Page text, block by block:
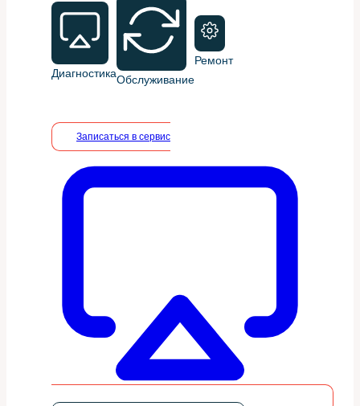
ДиагностикаОбслуживание
Ремонт
Записаться в сервис